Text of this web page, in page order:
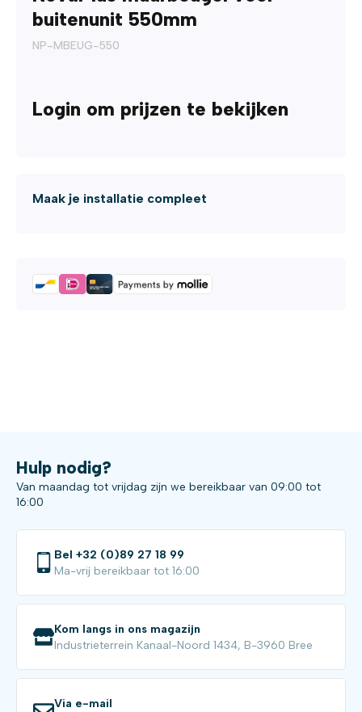
buitenunit 550mm
NP-MBEUG-550
Login om prijzen te bekijken
Maak je installatie compleet
Hulp nodig?
Van maandag tot vrijdag zijn we bereikbaar van 09:00 tot
16:00
Bel +32 (0)89 27 18 99
Ma-vrij bereikbaar tot 16:00
Kom langs in ons magazijn
Industrieterrein Kanaal-Noord 1434, B-3960 Bree
Via e-mail